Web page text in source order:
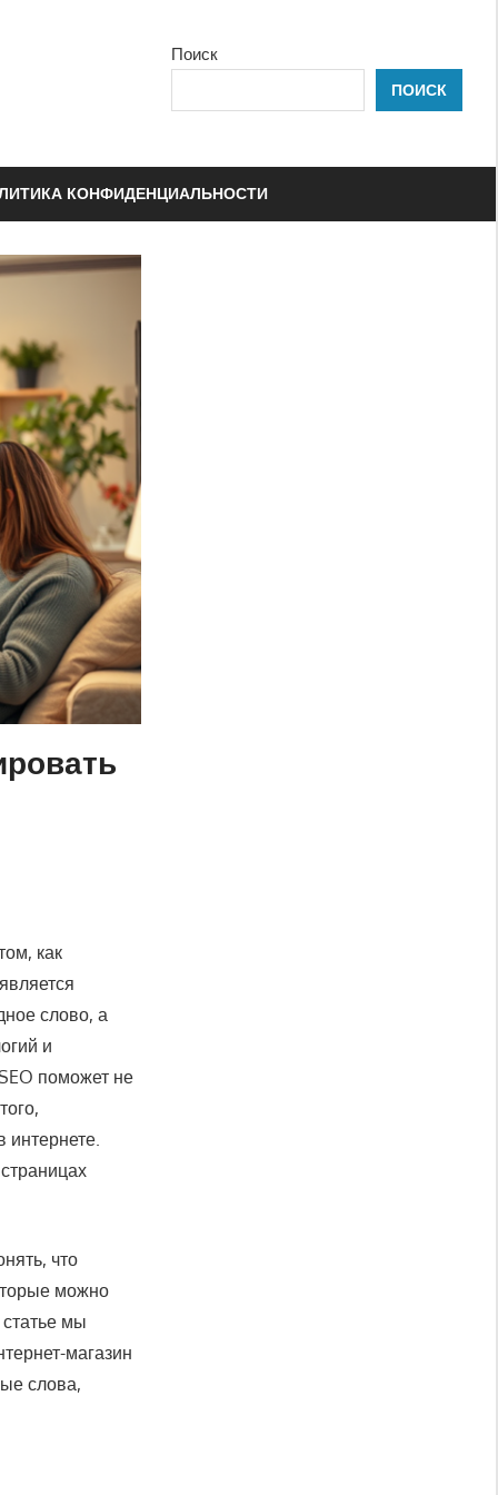
Поиск
ПОИСК
КОНФИДЕНЦИАЛЬНОСТИ
как
слово, а
и
поможет не
что
можно
мы
магазин
слова,